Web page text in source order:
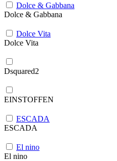
Dolce & Gabbana
Dolce & Gabbana
Dolce Vita
Dolce Vita
Dsquared2
EINSTOFFEN
ESCADA
ESCADA
El nino
El nino